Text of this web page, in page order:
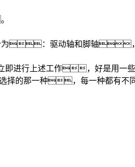
为：驱动轴和脚轴
进行上述工作，好是用一些
的那一种，每一种都有不